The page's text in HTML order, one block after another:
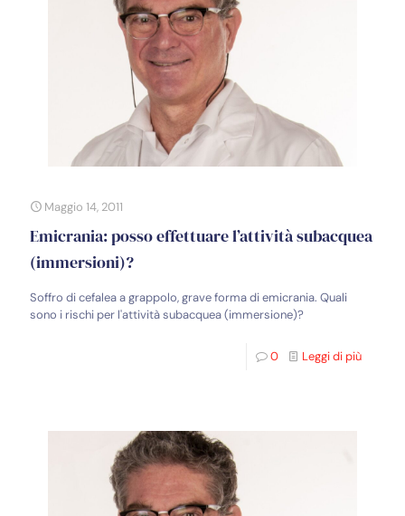
Maggio 14, 2011
Emicrania: posso effettuare l’attività subacquea
(immersioni)?
Soffro di cefalea a grappolo, grave forma di emicrania. Quali
sono i rischi per l'attività subacquea (immersione)?
0 Leggi di più